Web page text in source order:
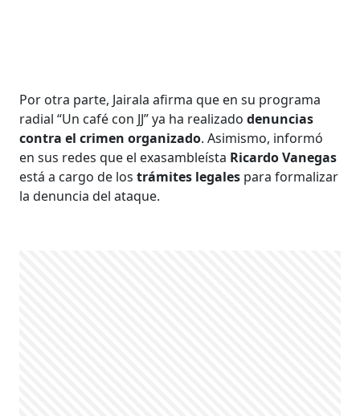
Por otra parte, Jairala afirma que en su programa
radial “Un café con JJ” ya ha realizadodenuncias
contra el crimen organizado. Asimismo, informó
en sus redes que el exasambleísta Ricardo Vanegas
está a cargo de lostrámites legales para formalizar
la denuncia del ataque.